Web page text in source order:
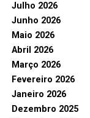
Julho 2026
Junho 2026
Maio 2026
Abril 2026
Março 2026
Fevereiro 2026
Janeiro 2026
Dezembro 2025